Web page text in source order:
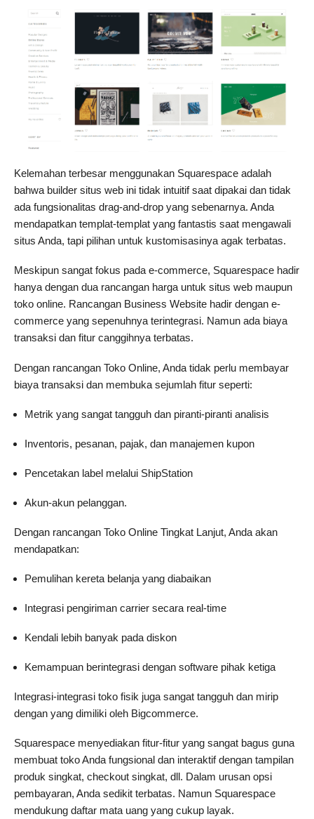
Kelemahan terbesar menggunakan Squarespace adalah
bahwa builder situs web ini tidak intuitif saat dipakai dan tidak
ada fungsionalitas drag-and-drop yang sebenarnya. Anda
mendapatkan templat-templat yang fantastis saat mengawali
situs Anda, tapi pilihan untuk kustomisasinya agak terbatas.
Meskipun sangat fokus pada e-commerce, Squarespace hadir
hanya dengan dua rancangan harga untuk situs web maupun
toko online. Rancangan Business Website hadir dengan e-
commerce yang sepenuhnya terintegrasi. Namun ada biaya
transaksi dan fitur canggihnya terbatas.
Dengan rancangan Toko Online, Anda tidak perlu membayar
biaya transaksi dan membuka sejumlah fitur seperti:
Metrik yang sangat tangguh dan piranti-piranti analisis
Inventoris, pesanan, pajak, dan manajemen kupon
Pencetakan label melalui ShipStation
Akun-akun pelanggan.
Dengan rancangan Toko Online Tingkat Lanjut, Anda akan
mendapatkan:
Pemulihan kereta belanja yang diabaikan
Integrasi pengiriman carrier secara real-time
Kendali lebih banyak pada diskon
Kemampuan berintegrasi dengan software pihak ketiga
Integrasi-integrasi toko fisik juga sangat tangguh dan mirip
dengan yang dimiliki oleh Bigcommerce.
Squarespace menyediakan fitur-fitur yang sangat bagus guna
membuat toko Anda fungsional dan interaktif dengan tampilan
produk singkat, checkout singkat, dll. Dalam urusan opsi
pembayaran, Anda sedikit terbatas. Namun Squarespace
mendukung daftar mata uang yang cukup layak.